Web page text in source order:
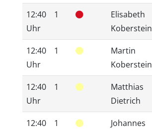
12:40
Uhr
1
Elisabeth
Koberstein
12:40
Uhr
1
Martin
Koberstein
12:40
Uhr
1
Matthias
Dietrich
12:40
1
Johannes